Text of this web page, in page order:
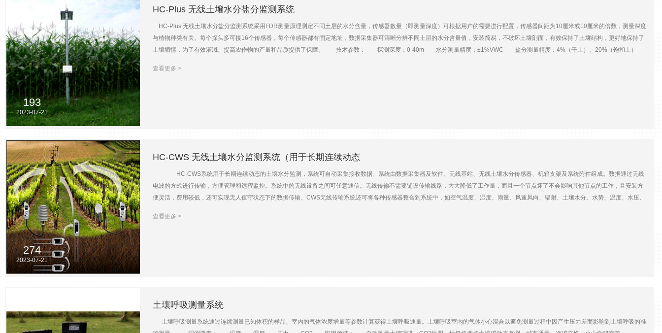
193
2023-07-21
HC-Plus 无线土壤水分盐分监测系统
HC-Plus 无线土壤水分盐分监测系统采用FDR测量原理测定不同土层的水分含量，传感器数量（即测量深度）可根据用户的需要进行配置，传感器间距为10厘米或10厘米的倍数，测量深度
与植物种类有关。每个探头多可接16个传感器，每个传感器都有固定地址，数据采集器可清晰分辨不同土层的水分含量值，安装简易，不破坏土壤剖面，有效保持了土壤结构，更好地保持了
土壤墒情，为了有效灌溉、提高农作物的产量和品质提供了保障。 技术参数： 探测深度：0-40m 水分测量精度：±1%VWC 盐分测量精度：4%（干土）、20%（饱和土）
草业等领域
查看更多 >
274
2023-07-21
HC-CWS 无线土壤水分监测系统（用于长期连续动态
HC-CWS系统用于长期连续动态的土壤水分监测，系统可自动采集接收数据。系统由数据采集器及软件、无线基站、无线土壤水分传感器、机箱支架及系统附件组成。数据通过无线
电波的方式进行传输，方便管理和远程监控。系统中的无线设备之间可任意通信。无线传输不需要铺设传输线路，大大降低了工作量，而且一个节点坏了不会影响其他节点的工作，且安装方
便灵活，费用较低，还可实现无人值守状态下的数据传输。CWS无线传输系统还可将各种传感器整合到系统中，如空气温度、湿度、雨量、风速风向、辐射、土壤水分、水势、温度、水压、
查看更多 >
土壤呼吸测量系统
土壤呼吸测量系统通过连续测量已知体积的样品、室内的气体浓度增量等参数计算获得土壤呼吸通量。土壤呼吸室内的气体小心混合以避免测量过程中因产生压力差而影响到土壤呼吸的准